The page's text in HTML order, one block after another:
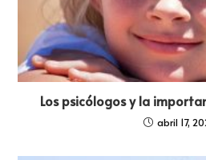
Los psicólogos y la
abril 17,